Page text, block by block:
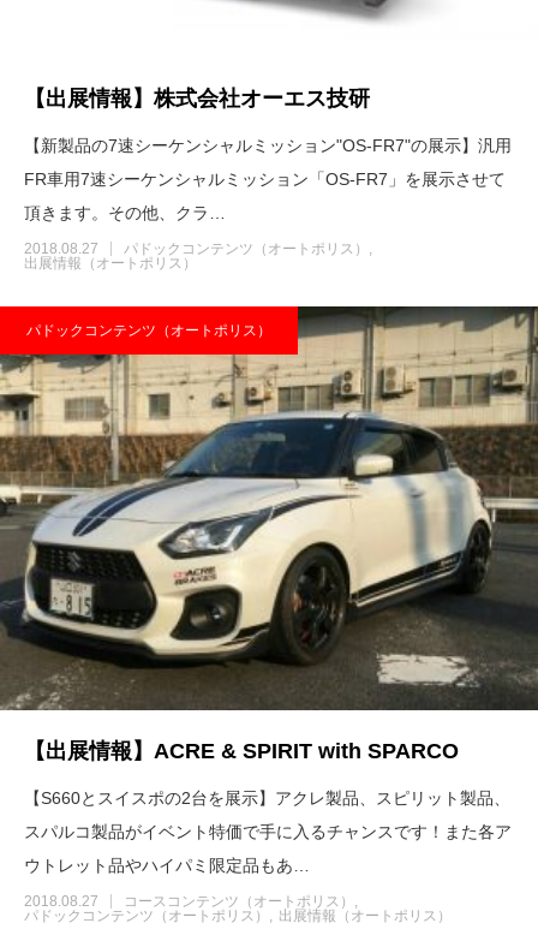
【出展情報】株式会社オーエス技研
【新製品の7速シーケンシャルミッション"OS-FR7"の展示】汎用
FR車用7速シーケンシャルミッション「OS-FR7」を展示させて
頂きます。その他、クラ…
2018.08.27
パドックコンテンツ（オートポリス）
出展情報（オートポリス）
パドックコンテンツ（オートポリス）
【出展情報】ACRE & SPIRIT with SPARCO
【S660とスイスポの2台を展示】アクレ製品、スピリット製品、
スパルコ製品がイベント特価で手に入るチャンスです！また各ア
ウトレット品やハイパミ限定品もあ…
2018.08.27
コースコンテンツ（オートポリス）
パドックコンテンツ（オートポリス）
出展情報（オートポリス）